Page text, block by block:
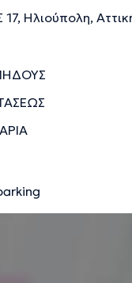
Ηλιούπολη,